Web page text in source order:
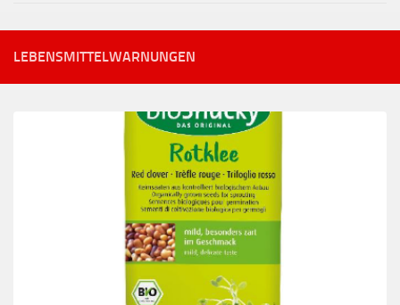
LEBENSMITTELWARNUNGEN